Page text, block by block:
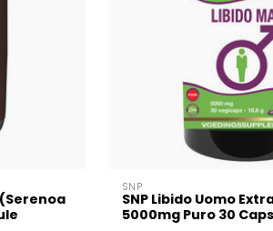
SNP
SNP Libido Uomo
5000mg Puro 30